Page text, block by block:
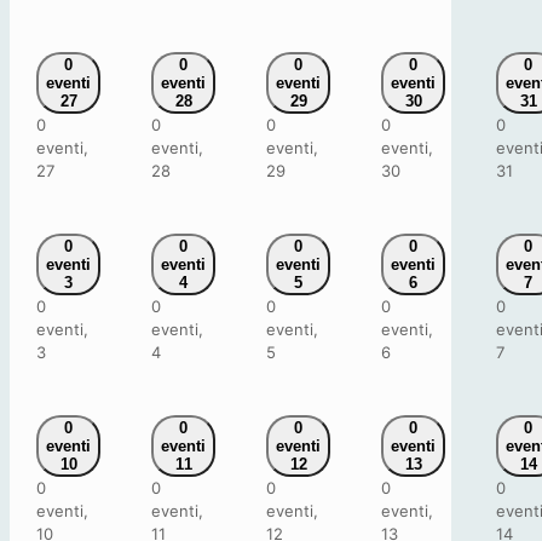
0
eventi
27
0
eventi,
27
0
eventi
28
0
eventi,
28
0
eventi
29
0
eventi,
29
0
eventi
30
0
eventi,
30
0
31
0
31
0
eventi
3
0
eventi,
3
0
eventi
4
0
eventi,
4
0
eventi
5
0
eventi,
5
0
eventi
6
0
eventi,
6
0
7
0
7
0
eventi
10
0
eventi,
10
0
eventi
11
0
eventi,
11
0
eventi
12
0
eventi,
12
0
eventi
13
0
eventi,
13
0
14
0
14